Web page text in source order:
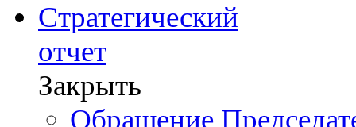
Стратегический
отчет
Закрыть
Обращение